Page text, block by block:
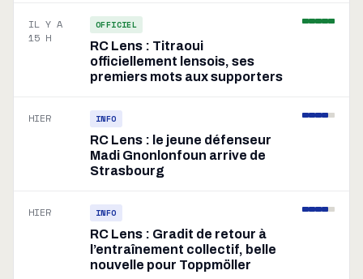
IL Y A
15 H
OFFICIEL
RC Lens : Titraoui
officiellement lensois, ses
premiers mots aux supporters
HIER INFO
RC Lens : le jeune défenseur
Madi Gnonlonfoun arrive de
Strasbourg
HIER INFO
RC Lens : Gradit de retour à
l’entraînement collectif, belle
nouvelle pour Toppmöller